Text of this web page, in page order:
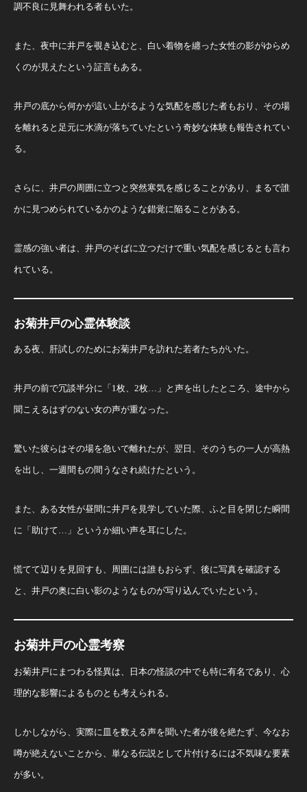
調不良に見舞われる者もいた。
また、夜中に井戸を覗き込むと、白い着物を纏った女性の影がゆらめ
くのが見えたという証言もある。
井戸の底から何かが這い上がるような気配を感じた者もおり、その場
を離れると足元に水滴が落ちていたという奇妙な体験も報告されてい
る。
さらに、井戸の周囲に立つと突然寒気を感じることがあり、まるで誰
かに見つめられているかのような錯覚に陥ることがある。
霊感の強い者は、井戸のそばに立つだけで重い気配を感じるとも言わ
れている。
お菊井戸の心霊体験談
ある夜、肝試しのためにお菊井戸を訪れた若者たちがいた。
井戸の前で冗談半分に「1枚、2枚…」と声を出したところ、途中から
聞こえるはずのない女の声が重なった。
驚いた彼らはその場を急いで離れたが、翌日、そのうちの一人が高熱
を出し、一週間もの間うなされ続けたという。
また、ある女性が昼間に井戸を見学していた際、ふと目を閉じた瞬間
に「助けて…」というか細い声を耳にした。
慌てて辺りを見回すも、周囲には誰もおらず、後に写真を確認する
と、井戸の奥に白い影のようなものが写り込んでいたという。
お菊井戸の心霊考察
お菊井戸にまつわる怪異は、日本の怪談の中でも特に有名であり、心
理的な影響によるものとも考えられる。
しかしながら、実際に皿を数える声を聞いた者が後を絶たず、今なお
噂が絶えないことから、単なる伝説として片付けるには不気味な要素
が多い。